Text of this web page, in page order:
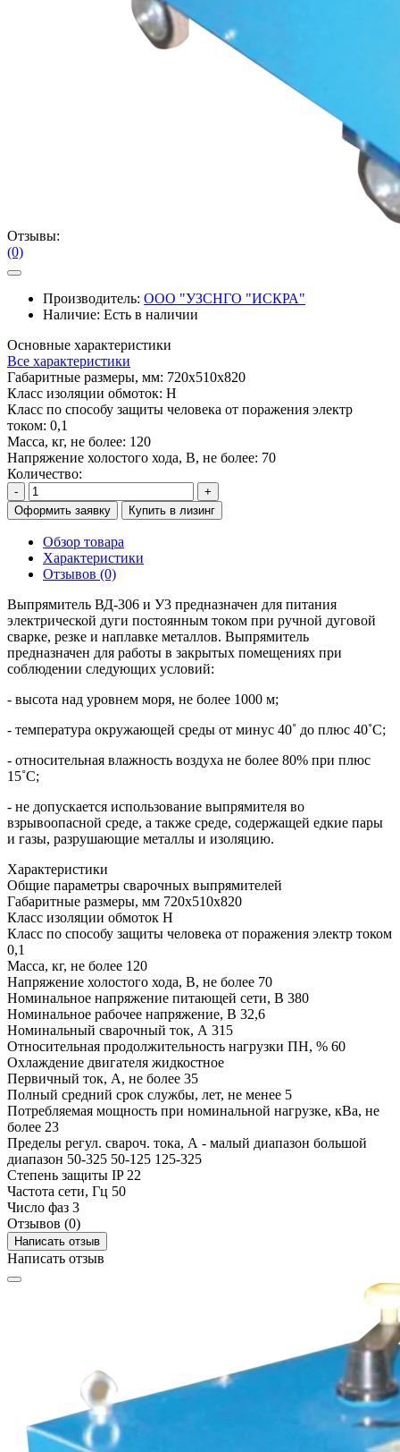
Отзывы:
(0)
Производитель: ООО "УЗСНГО "ИСКРА"
Наличие: Есть в наличии
Основные характеристики
Все характеристики
Габаритные размеры, мм: 720х510х820
Класс изоляции обмоток: Н
Класс по способу защиты человека от поражения электр
током: 0,1
Масса, кг, не более: 120
Напряжение холостого хода, В, не более: 70
Количество:
-
+
Оформить заявку
Купить в лизинг
Обзор товара
Характеристики
Отзывов (0)
Выпрямитель ВД-306 и У3 предназначен для питания
электрической дуги постоянным током при ручной дуговой
сварке, резке и наплавке металлов. Выпрямитель
предназначен для работы в закрытых помещениях при
соблюдении следующих условий:
- высота над уровнем моря, не более 1000 м;
- температура окружающей среды от минус 40˚ до плюс 40˚С;
- относительная влажность воздуха не более 80% при плюс
15˚С;
- не допускается использование выпрямителя во
взрывоопасной среде, а также среде, содержащей едкие пары
и газы, разрушающие металлы и изоляцию.
Характеристики
Общие параметры сварочных выпрямителей
Габаритные размеры, мм 720х510х820
Класс изоляции обмоток Н
Класс по способу защиты человека от поражения электр током
0,1
Масса, кг, не более 120
Напряжение холостого хода, В, не более 70
Номинальное напряжение питающей сети, В 380
Номинальное рабочее напряжение, В 32,6
Номинальный сварочный ток, А 315
Относительная продолжительность нагрузки ПН, % 60
Охлаждение двигателя жидкостное
Первичный ток, А, не более 35
Полный средний срок службы, лет, не менее 5
Потребляемая мощность при номинальной нагрузке, кВа, не
более 23
Пределы регул. свароч. тока, А - малый диапазон большой
диапазон 50-325 50-125 125-325
Степень защиты IP 22
Частота сети, Гц 50
Число фаз 3
Отзывов (0)
Написать отзыв
Написать отзыв